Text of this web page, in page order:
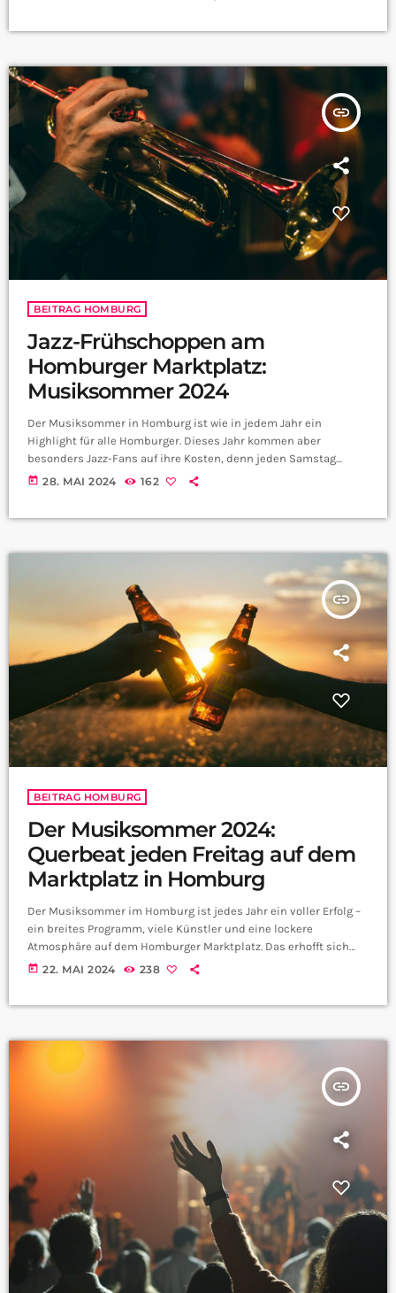
insert_link
BEITRAG HOMBURG
Jazz-Frühschoppen am
Homburger Marktplatz:
Musiksommer 2024
Der Musiksommer in Homburg ist wie in jedem Jahr ein
Highlight für alle Homburger. Dieses Jahr kommen aber
besonders Jazz-Fans auf ihre Kosten, denn jeden Samstag
findet das Jazz-Frühschoppen auf dem Homburger Marktplatz
today 28. MAI 2024 162
insert_link
BEITRAG HOMBURG
Der Musiksommer 2024:
Querbeat jeden Freitag auf dem
Marktplatz in Homburg
Der Musiksommer im Homburg ist jedes Jahr ein voller Erfolg –
ein breites Programm, viele Künstler und eine lockere
Atmosphäre auf dem Homburger Marktplatz. Das erhofft sich
auch dieses Jahr nochmal Norbert Zimmer, er ist ein
today 22. MAI 2024 238
insert_link